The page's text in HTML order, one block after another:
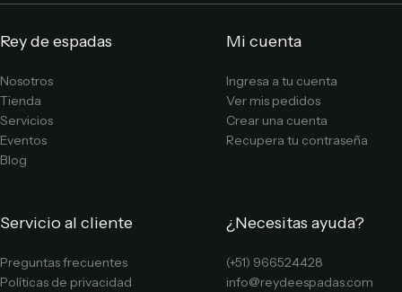
Rey de espadas
Nosotros
Tienda
Servicios
Eventos
Blog
Mi cuenta
Ingresa a tu cuenta
Ver mis pedidos
Crear una cuenta
Recupera tu contraseña
Servicio al cliente
Preguntas frecuentes
Políticas de privacidad
¿Necesitas ayuda?
(+51) 966524428
info@reydeespadas.com